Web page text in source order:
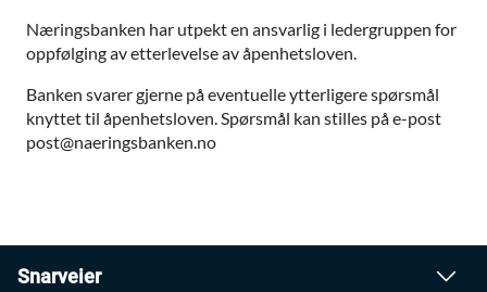
Næringsbanken har utpekt en ansvarlig i ledergruppen for
oppfølging av etterlevelse av åpenhetsloven.
Banken svarer gjerne på eventuelle ytterligere spørsmål
knyttet til åpenhetsloven. Spørsmål kan stilles på e-post
post@naeringsbanken.no
Snarveier